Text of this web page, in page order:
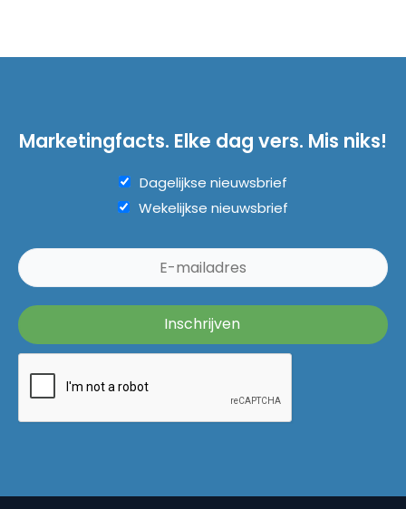
Marketingfacts. Elke dag vers. Mis niks!
Dagelijkse nieuwsbrief
Wekelijkse nieuwsbrief